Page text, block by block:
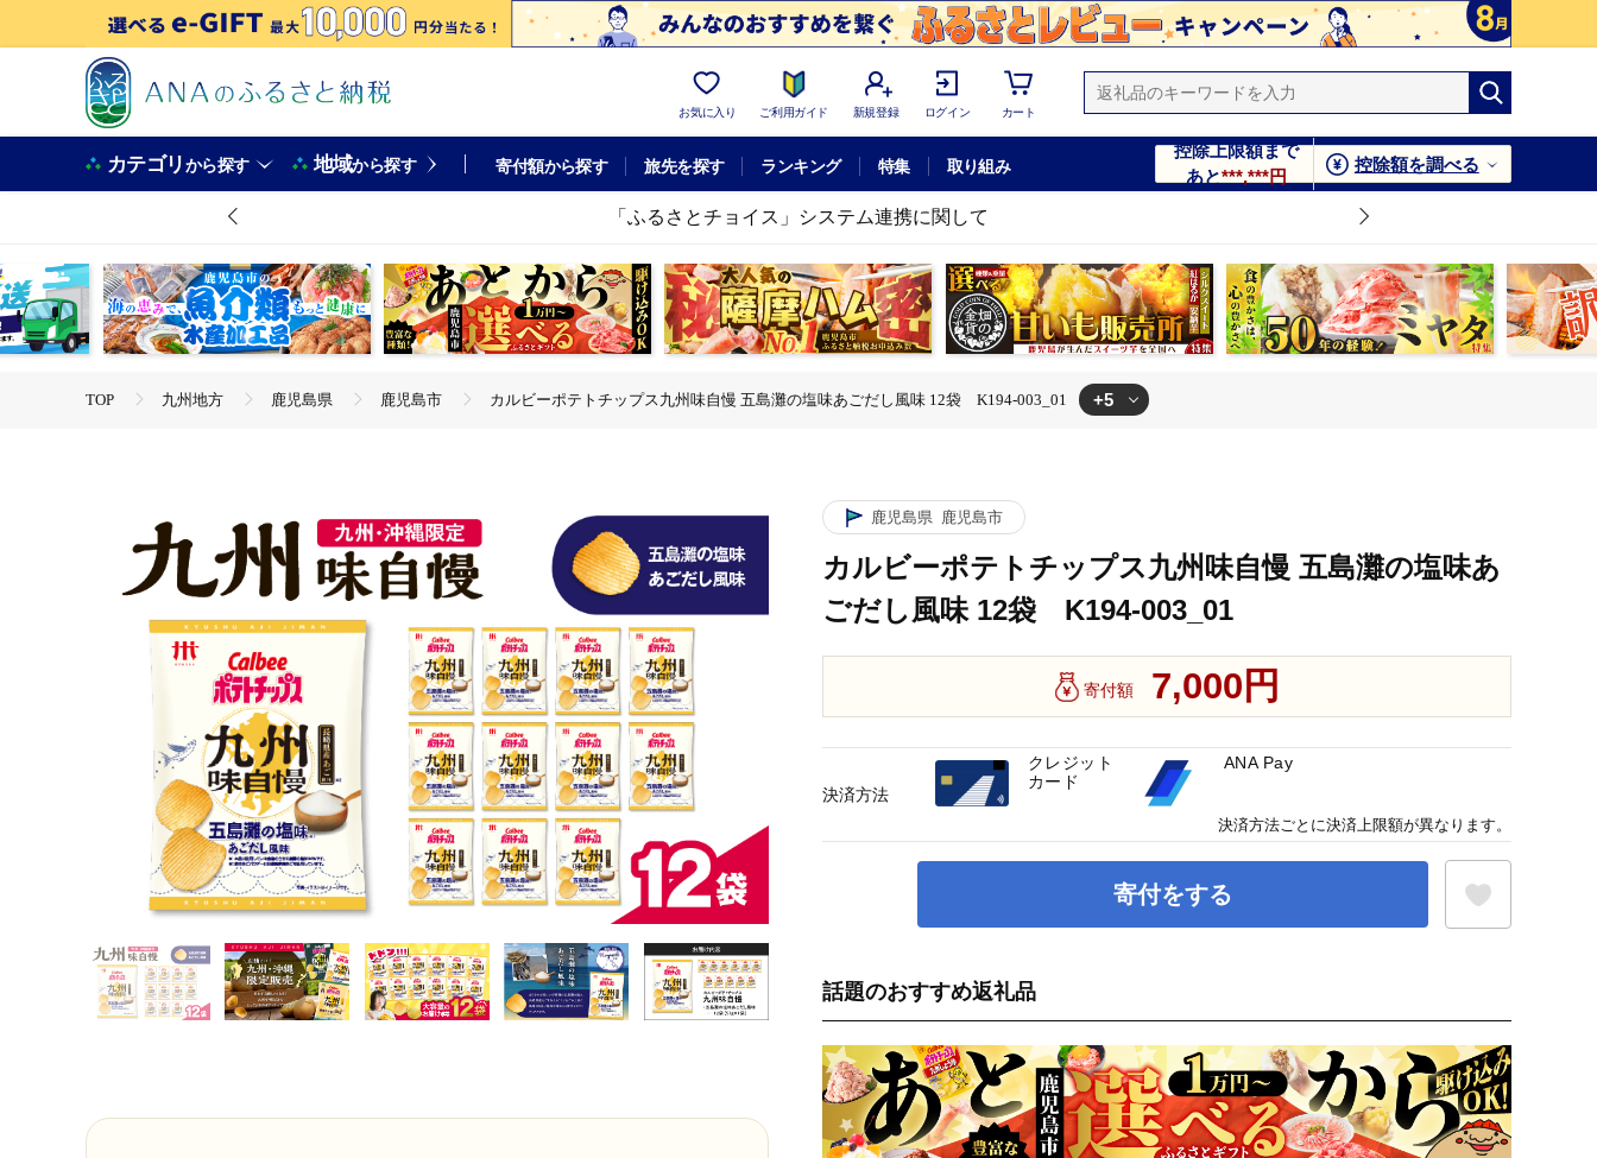
お気に入り ご利用ガイド 新規登録 ログイン カート
カテゴリから探す 地域から探す 寄付額から探す 旅先を探す ランキング 特集 取り組み
控除上限額まで
あと***,***円
控除額を調べる
「ふるさとチョイス」システム連携に関して
TOP 九州地方 鹿児島県 鹿児島市 カルビーポテトチップス九州味自慢 五島灘の塩味あごだし風味 12袋 K194-003_01 +5
パン・菓子類 洋菓子 カルビーポテトチップス九州味自慢 五島灘の塩味あごだし風味 12袋 K194-003_01
鹿児島県 鹿児島市
カルビーポテトチップス九州味自慢 五島灘の塩味あ
ごだし風味 12袋 K194-003_01
寄付額 7,000円
寄付をする
話題のおすすめ返礼品
決済方法
クレジット
カード
ANA Pay
決済方法ごとに決済上限額が異なります。